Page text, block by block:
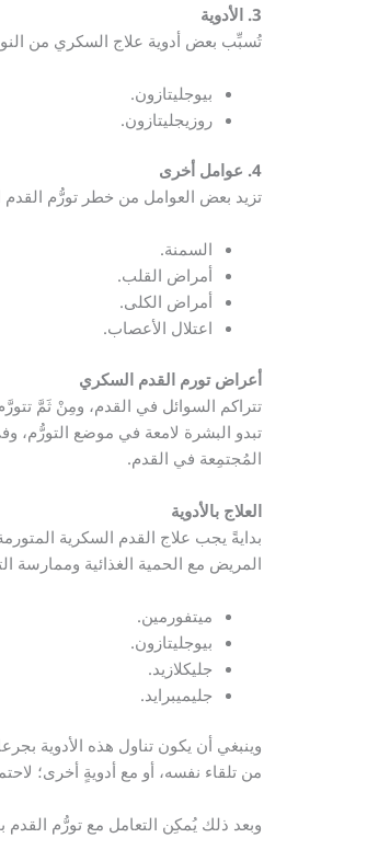
3. الأدوية
تُسبِّب بعض أدوية علاج السكري من
بيوجليتازون.
روزيجليتازون.
4. عوامل أخرى
تزيد بعض العوامل من خطر تورُّم
السمنة.
أمراض القلب.
أمراض الكلى.
اعتلال الأعصاب.
أعراض تورم القدم السكري
تتراكم السوائل في القدم، ومِنْ ثَمَّ
تبدو البشرة لامعة في موضع التورُّم،
المُجتمِعة في القدم.
العلاج بالأدوية
بدايةً يجب علاج القدم السكرية
المريض مع الحمية الغذائية وممارسة
ميتفورمين.
بيوجليتازون.
جليكلازيد.
جليميبرايد.
وينبغي أن يكون تناول هذه الأدوية
من تلقاء نفسه، أو مع أدويةٍ أخرى؛
وبعد ذلك يُمكِن التعامل مع تورُّم